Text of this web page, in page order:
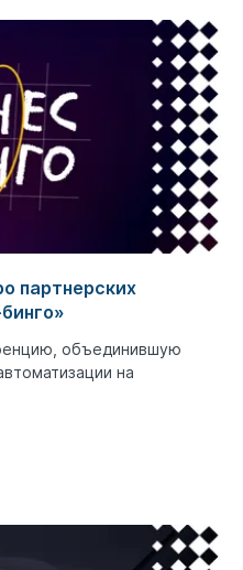
партнерских
объединившую
на